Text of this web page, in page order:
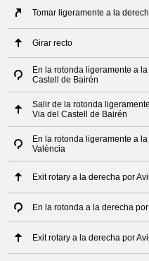
Tomar ligeramente a la
Girar recto
En la rotonda ligeramente a
Castell de Bairén
Salir de la rotonda
Via del Castell de Bairén
En la rotonda ligeramente a
València
Exit rotary a la derecha por
En la rotonda a la derecha
Exit rotary a la derecha por